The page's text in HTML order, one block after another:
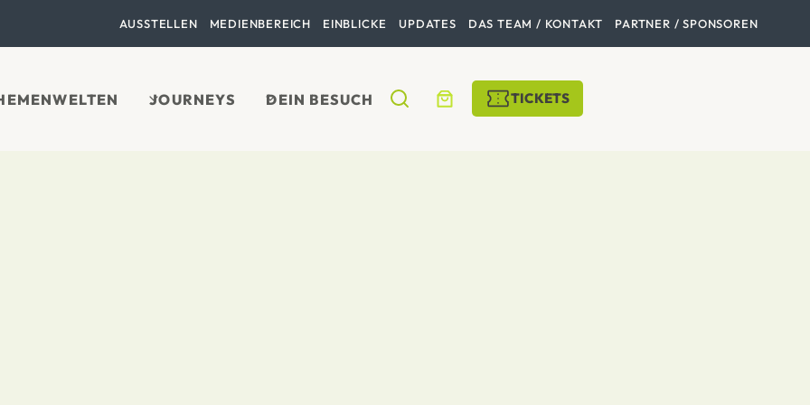
AUSSTELLEN MEDIENBEREICH EINBLICKE UPDATES DAS TEAM / KONTAKT PARTNER / SPONSOREN
JOURNEYS DEIN BESUCH TICKETS